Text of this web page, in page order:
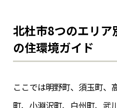
北杜市8つのエリア
の住環境ガイド
ここでは明野町、須玉町、
町、小淵沢町、白州町、武